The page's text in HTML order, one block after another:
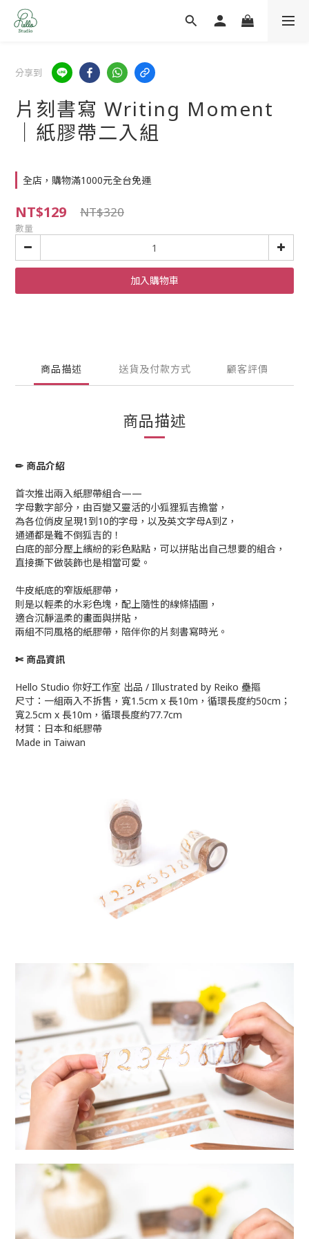
分享到
片刻書寫 Writing Moment
｜紙膠帶二入組
全店，購物滿1000元全台免運
NT$129 NT$320
數量
加入購物車
商品描述 送貨及付款方式 顧客評價
商品描述
✏ 商品介紹
首次推出兩入紙膠帶組合——
字母數字部分，由百變又靈活的小狐狸狐吉擔當，
為各位俏皮呈現1到10的字母，以及英文字母A到Z，
通通都是難不倒狐吉的！
白底的部分壓上繽紛的彩色點點，可以拼貼出自己想要的組合，
直接撕下做裝飾也是相當可愛。
牛皮紙底的窄版紙膠帶，
則是以輕柔的水彩色塊，配上隨性的線條插圖，
適合沉靜溫柔的畫面與拼貼，
兩組不同風格的紙膠帶，陪伴你的片刻書寫時光。
✄ 商品資訊
Hello Studio 你好工作室 出品 / Illustrated by Reiko 壘摳
尺寸：一組兩入不拆售，寬1.5cm x 長10m，循環長度約50cm；
寬2.5cm x 長10m，循環長度約77.7cm
材質：日本和紙膠帶
Made in Taiwan